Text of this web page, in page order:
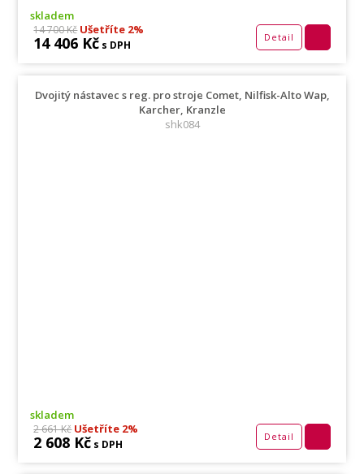
skladem
14 700 KčUšetříte 2%
14 406 Kč s DPH
Detail
Dvojitý nástavec s reg. pro stroje Comet, Nilfisk-Alto Wap,
Karcher, Kranzle
shk084
skladem
2 661 KčUšetříte 2%
2 608 Kč s DPH
Detail